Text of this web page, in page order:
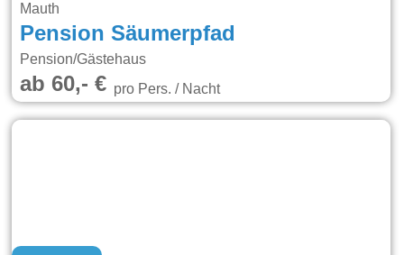
Mauth
Pension Säumerpfad
Pension/Gästehaus
ab 60,- €pro Pers. / Nacht